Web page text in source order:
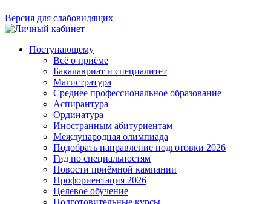
Версия для слабовидящих
Поступающему
Всё о приёме
Бакалавриат и специалитет
Магистратура
Среднее профессиональное образование
Аспирантура
Ординатура
Иностранным абитуриентам
Международная олимпиада
Подобрать направление подготовки 2026
Гид по специальностям
Новости приёмной кампании
Профориентация 2026
Целевое обучение
Подготовительные курсы